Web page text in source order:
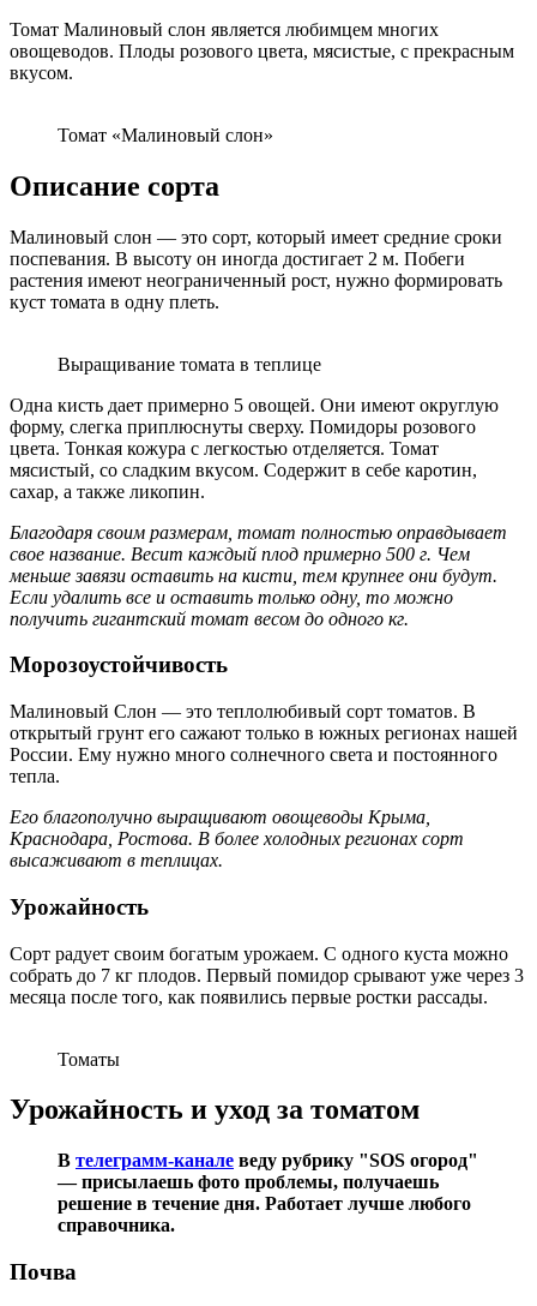
Томат Малиновый слон является любимцем многих
овощеводов. Плоды розового цвета, мясистые, с прекрасным
вкусом.
Томат «Малиновый слон»
Описание сорта
Малиновый слон — это сорт, который имеет средние сроки
поспевания. В высоту он иногда достигает 2 м. Побеги
растения имеют неограниченный рост, нужно формировать
куст томата в одну плеть.
Выращивание томата в теплице
Одна кисть дает примерно 5 овощей. Они имеют округлую
форму, слегка приплюснуты сверху. Помидоры розового
цвета. Тонкая кожура с легкостью отделяется. Томат
мясистый, со сладким вкусом. Содержит в себе каротин,
сахар, а также ликопин.
Благодаря своим размерам, томат полностью оправдывает
свое название. Весит каждый плод примерно 500 г. Чем
меньше завязи оставить на кисти, тем крупнее они будут.
Если удалить все и оставить только одну, то можно
получить гигантский томат весом до одного кг.
Морозоустойчивость
Малиновый Слон — это теплолюбивый сорт томатов. В
открытый грунт его сажают только в южных регионах нашей
России. Ему нужно много солнечного света и постоянного
тепла.
Его благополучно выращивают овощеводы Крыма,
Краснодара, Ростова. В более холодных регионах сорт
высаживают в теплицах.
Урожайность
Сорт радует своим богатым урожаем. С одного куста можно
собрать до 7 кг плодов. Первый помидор срывают уже через 3
месяца после того, как появились первые ростки рассады.
Томаты
Урожайность и уход за томатом
В телеграмм-канале веду рубрику "SOS огород"
— присылаешь фото проблемы, получаешь
решение в течение дня. Работает лучше любого
справочника.
Почва